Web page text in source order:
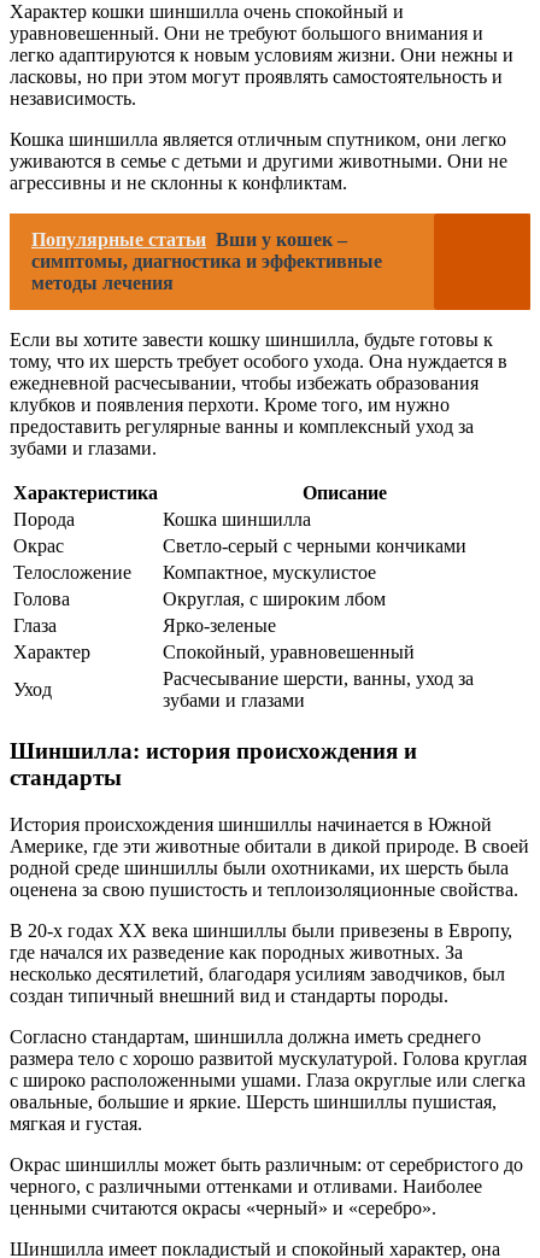
Характер кошки шиншилла очень спокойный и
уравновешенный. Они не требуют большого внимания и
легко адаптируются к новым условиям жизни. Они нежны и
ласковы, но при этом могут проявлять самостоятельность и
независимость.
Кошка шиншилла является отличным спутником, они легко
уживаются в семье с детьми и другими животными. Они не
агрессивны и не склонны к конфликтам.
Популярные статьи Вши у кошек –
симптомы, диагностика и эффективные
методы лечения
Если вы хотите завести кошку шиншилла, будьте готовы к
тому, что их шерсть требует особого ухода. Она нуждается в
ежедневной расчесывании, чтобы избежать образования
клубков и появления перхоти. Кроме того, им нужно
предоставить регулярные ванны и комплексный уход за
зубами и глазами.
Характеристика
Описание
Порода
Кошка шиншилла
Окрас
Светло-серый с черными кончиками
Телосложение
Компактное, мускулистое
Голова
Округлая, с широким лбом
Глаза
Ярко-зеленые
Характер
Спокойный, уравновешенный
Уход
Расчесывание шерсти, ванны, уход за
зубами и глазами
Шиншилла: история происхождения и
стандарты
История происхождения шиншиллы начинается в Южной
Америке, где эти животные обитали в дикой природе. В своей
родной среде шиншиллы были охотниками, их шерсть была
оценена за свою пушистость и теплоизоляционные свойства.
В 20-х годах XX века шиншиллы были привезены в Европу,
где начался их разведение как породных животных. За
несколько десятилетий, благодаря усилиям заводчиков, был
создан типичный внешний вид и стандарты породы.
Согласно стандартам, шиншилла должна иметь среднего
размера тело с хорошо развитой мускулатурой. Голова круглая
с широко расположенными ушами. Глаза округлые или слегка
овальные, большие и яркие. Шерсть шиншиллы пушистая,
мягкая и густая.
Окрас шиншиллы может быть различным: от серебристого до
черного, с различными оттенками и отливами. Наиболее
ценными считаются окрасы «черный» и «серебро».
Шиншилла имеет покладистый и спокойный характер, она